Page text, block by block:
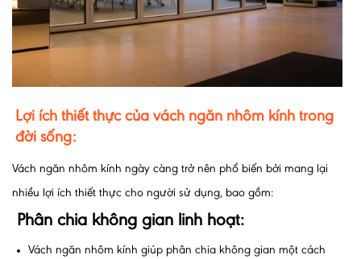
Lợi ích thiết thực của vách ngăn nhôm kính trong
đời sống:
Vách ngăn nhôm kính ngày càng trở nên phổ biến bởi mang lại
nhiều lợi ích thiết thực cho người sử dụng, bao gồm:
Phân chia không gian linh hoạt:
Vách ngăn nhôm kính giúp phân chia không gian một cách